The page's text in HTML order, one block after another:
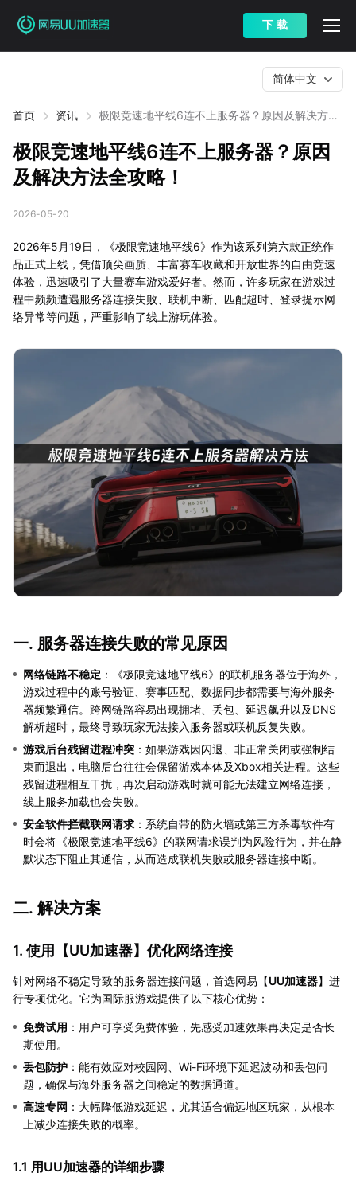
下 载
首页 资讯
极限竞速地平线6连不上服务器？原因及解决方法
简体中文
极限竞速地平线6连不上服务器？原因
及解决方法全攻略！
2026-05-20
2026年5月19日，《极限竞速地平线6》作为该系列第六款正统作
品正式上线，凭借顶尖画质、丰富赛车收藏和开放世界的自由竞速
体验，迅速吸引了大量赛车游戏爱好者。然而，许多玩家在游戏过
程中频频遭遇服务器连接失败、联机中断、匹配超时、登录提示网
络异常等问题，严重影响了线上游玩体验。
一. 服务器连接失败的常见原因
网络链路不稳定 ：《极限竞速地平线6》的联机服务器位于海外，
游戏过程中的账号验证、赛事匹配、数据同步都需要与海外服务
器频繁通信。跨网链路容易出现拥堵、丢包、延迟飙升以及DNS
解析超时，最终导致玩家无法接入服务器或联机反复失败。
游戏后台残留进程冲突 ：如果游戏因闪退、非正常关闭或强制结
束而退出，电脑后台往往会保留游戏本体及Xbox相关进程。这些
残留进程相互干扰，再次启动游戏时就可能无法建立网络连接，
线上服务加载也会失败。
安全软件拦截联网请求 ：系统自带的防火墙或第三方杀毒软件有
时会将《极限竞速地平线6》的联网请求误判为风险行为，并在静
默状态下阻止其通信，从而造成联机失败或服务器连接中断。
二. 解决方案
1. 使用【UU加速器】优化网络连接
针对网络不稳定导致的服务器连接问题，首选网易【UU加速器】进
行专项优化。它为国际服游戏提供了以下核心优势：
免费试用 ：用户可享受免费体验，先感受加速效果再决定是否长
期使用。
丢包防护 ：能有效应对校园网、Wi-Fi环境下延迟波动和丢包问
题，确保与海外服务器之间稳定的数据通道。
高速专网 ：大幅降低游戏延迟，尤其适合偏远地区玩家，从根本
上减少连接失败的概率。
1.1 用UU加速器的详细步骤